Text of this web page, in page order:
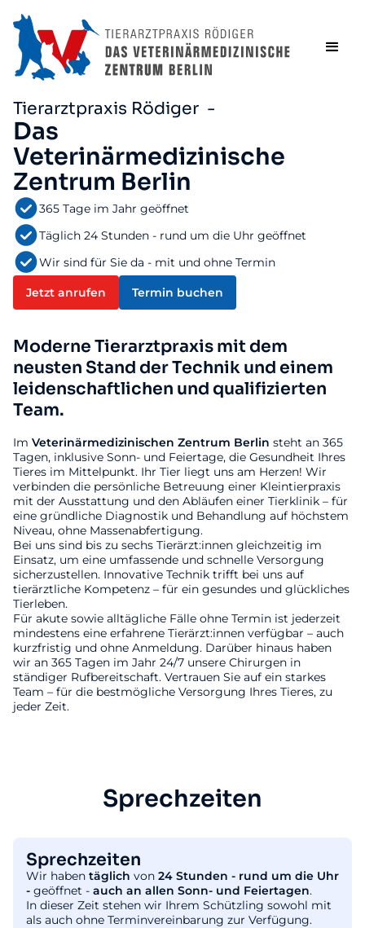
Tierarztpraxis Rödiger -
Das
Veterinärmedizinische
Zentrum Berlin
365 Tage im Jahr geöffnet
Täglich 24 Stunden - rund um die Uhr geöffnet
Wir sind für Sie da - mit und ohne Termin
Jetzt anrufen Termin buchen
Moderne Tierarztpraxis mit dem
neusten Stand der Technik und einem
leidenschaftlichen und qualifizierten
Team.
Im Veterinärmedizinischen Zentrum Berlin steht an 365
Tagen, inklusive Sonn- und Feiertage, die Gesundheit Ihres
Tieres im Mittelpunkt. Ihr Tier liegt uns am Herzen! Wir
verbinden die persönliche Betreuung einer Kleintierpraxis
mit der Ausstattung und den Abläufen einer Tierklinik – für
eine gründliche Diagnostik und Behandlung auf höchstem
Niveau, ohne Massenabfertigung.
Bei uns sind bis zu sechs Tierärzt:innen gleichzeitig im
Einsatz, um eine umfassende und schnelle Versorgung
sicherzustellen. Innovative Technik trifft bei uns auf
tierärztliche Kompetenz – für ein gesundes und glückliches
Tierleben.
Für akute sowie alltägliche Fälle ohne Termin ist jederzeit
mindestens eine erfahrene Tierärzt:innen verfügbar – auch
kurzfristig und ohne Anmeldung. Darüber hinaus haben
wir an 365 Tagen im Jahr 24/7 unsere Chirurgen in
ständiger Rufbereitschaft. Vertrauen Sie auf ein starkes
Team – für die bestmögliche Versorgung Ihres Tieres, zu
jeder Zeit.
Sprechzeiten
Sprechzeiten
Wir haben täglich von 24 Stunden - rund um die Uhr
- geöffnet - auch an allen Sonn- und Feiertagen.
In dieser Zeit stehen wir Ihrem Schützling sowohl mit
als auch ohne Terminvereinbarung zur Verfügung.